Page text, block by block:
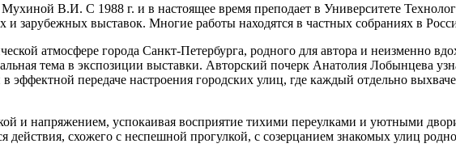
В.И. С 1988 г. и в настоящее время преподает в Университете
зарубежных выставок. Многие работы находятся в частных собраниях в
атмосфере города Санкт-Петербурга, родного для автора и неизменно
тема в экспозиции выставки. Авторский почерк Анатолия Лобынцева
передаче настроения городских улиц, где каждый отдельно
и напряжением, успокаивая восприятие тихими переулками и уютными
схожего с неспешной прогулкой, с созерцанием знакомых улиц